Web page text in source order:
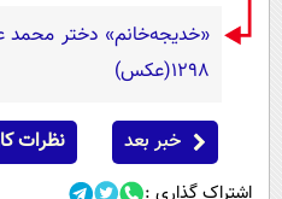
«خدیجه‌خانم» دختر محمد
1298(عکس)
خبر بعد نظرات
اشتراک گذاری :